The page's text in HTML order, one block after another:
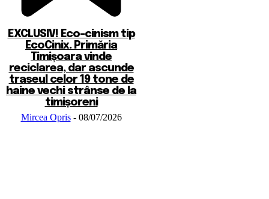
EXCLUSIV! Eco-cinism tip
EcoCinix. Primăria
Timișoara vinde
reciclarea, dar ascunde
traseul celor 19 tone de
haine vechi strânse de la
timișoreni
Mircea Opris - 08/07/2026